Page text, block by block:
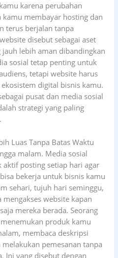
karena perubahan
membayar hosting dan
terus berjalan tanpa
disebut sebagai aset
lebih aman dibandingkan
sosial tetap penting untuk
tetapi website harus
digital bisnis kamu.
pusat dan media sosial
strategi yang paling
Luas Tanpa Batas Waktu
malam. Media sosial
posting setiap hari agar
bekerja untuk bisnis kamu
sehari, tujuh hari seminggu,
website kapan
mereka berada. Seorang
produk kamu
membaca deskripsi
pemesanan tanpa
Ini yang disebut dengan